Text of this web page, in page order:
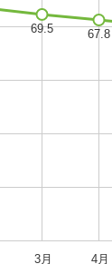
3月 4月